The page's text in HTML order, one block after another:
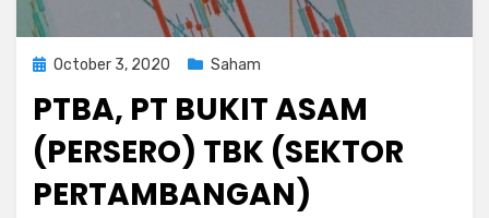
Posted
October 3, 2020 Saham
PTBA, PT BUKIT ASAM
(PERSERO) TBK (SEKTOR
PERTAMBANGAN)